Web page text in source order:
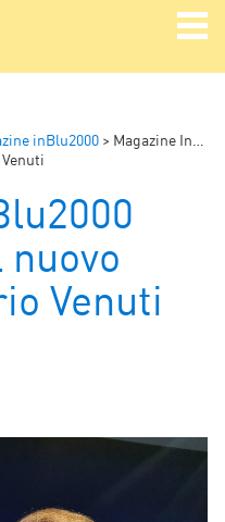
inBlu2000 > Magazine InBlu2000
Venuti